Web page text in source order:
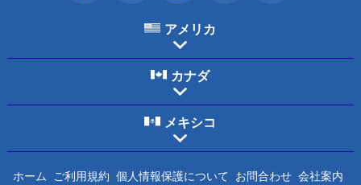
アメリカ
カナダ
メキシコ
ホーム ご利用規約 個人情報保護について お問合わせ 会社案内